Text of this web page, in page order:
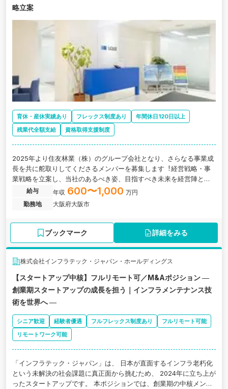
略立案
育休・産休実績あり フレックス制度あり
年間休日120日以上
残業代全額支給
資格取得支援制度
2025年より住友林業（株）のグループ会社となり、さらなる事業成
⻑を共に舵取りしてくださるメンバーを募集します︕経営戦略・事
業戦略を立案し、当社のあるべき姿、目指すべき未来を経営陣と共
に描く経営企画部の募集となります。
給与 年収 600〜1,000 万円
勤務地
大阪府大阪市
ブックマーク 詳細をみる
株式会社インフラテック・ジャパン・ホールディングス
【スタートアップ中核】フルリモート可／M&Aポジション ―
創業期スタートアップの成長を担う｜インフラメンテナンス技
術を世界へ ―
シニア歓迎 経験者優遇 フルフレックス制度あり
フルリモート可能
リモートワーク可能
「インフラテック・ジャパン」は、 日本が直面するインフラ老朽化
という未解決の社会課題に真正面から挑むため、 2024年に立ち上が
ったスタートアップです。 本ポジションでは、創業期の中核メンバ